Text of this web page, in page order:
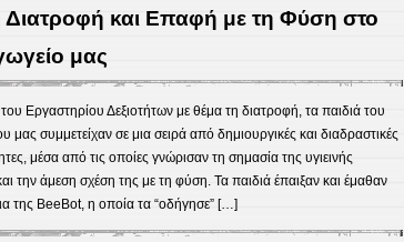
Διατροφή και Επαφή με τη Φύση στο
μας
Εργαστηρίου Δεξιοτήτων με θέμα τη διατροφή, τα παιδιά του
μας συμμετείχαν σε μια σειρά από δημιουργικές και διαδραστικές
μέσα από τις οποίες γνώρισαν τη σημασία της υγιεινής
την άμεση σχέση της με τη φύση. Τα παιδιά έπαιξαν και έμαθαν
της BeeBot, η οποία τα “οδήγησε” […]